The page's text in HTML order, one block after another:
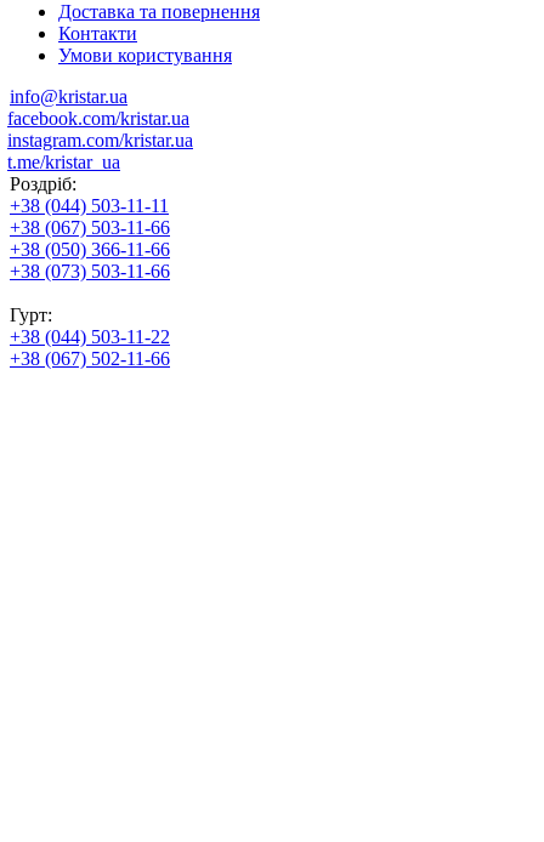
Доставка та повернення
Контакти
Умови користування
info@kristar.ua
facebook.com/kristar.ua
instagram.com/kristar.ua
t.me/kristar_ua
Роздріб:
+38 (044) 503-11-11
+38 (067) 503-11-66
+38 (050) 366-11-66
+38 (073) 503-11-66
Гурт:
+38 (044) 503-11-22
+38 (067) 502-11-66